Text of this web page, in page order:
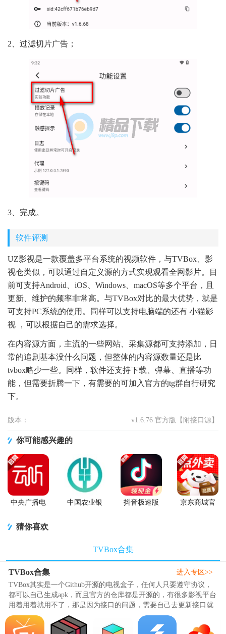
2、过滤切片广告；
3、完成。
软件评测
UZ影视是一款覆盖多平台系统的视频软件，与TVBox、影
视仓类似，可以通过自定义源的方式实现观看全网影片。目
前可支持Android、iOS、Windows、macOS等多个平台，且
更新、维护的频率非常高。与TVBox对比的最大优势，就是
可支持PC系统的使用。同样可以支持电脑端的还有 小猫影
视 ，可以根据自己的需求选择。
在内容源方面，主流的一些网站、采集源都可支持添加，日
常的追剧基本没什么问题，但整体的内容源数量还是比
tvbox略少一些。同样，软件还支持下载、弹幕、直播等功
能，但需要折腾一下，有需要的可加入官方的tg群自行研究
下。
版本： v1.6.76 官方版【附接口源】
你可能感兴趣的
中央广播电
中国农业银
抖音极速版
京东商城官
猜你喜欢
TVBox合集
TVBox合集
TVBox其实是一个Github开源的电视盒子，任何人只要遵守协议，
都可以自己生成apk，而且官方的仓库都是开源的，有很多影视平台
用着用着就用不了，那是因为接口的问题，需要自己去更新接口就
可以免费观看全网最全的影视..
进入专区>>